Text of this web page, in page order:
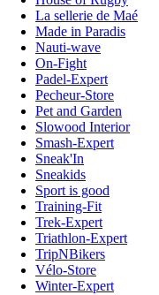
La sellerie de Maé
Made in Paradis
Nauti-wave
On-Fight
Padel-Expert
Pecheur-Store
Pet and Garden
Slowood Interior
Smash-Expert
Sneak'In
Sneakids
Sport is good
Training-Fit
Trek-Expert
Triathlon-Expert
TripNBikers
Vélo-Store
Winter-Expert